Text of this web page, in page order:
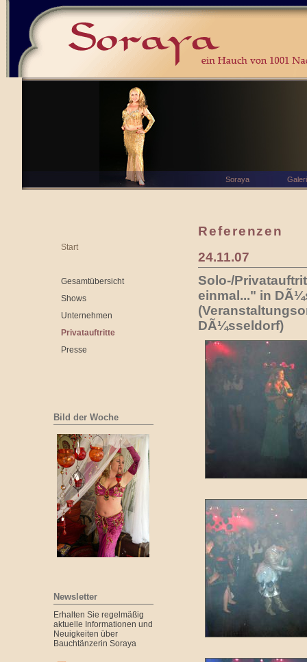
Start
Gesamtübersicht
Shows
Unternehmen
Privatauftritte
Presse
Bild der Woche
Newsletter
Erhalten Sie regelmäßig
aktuelle Informationen und
Neuigkeiten über
Bauchtänzerin Soraya
Referenzen
24.11.07
Solo-/
einmal..." in
DÃ¼sseldorf)
Soraya